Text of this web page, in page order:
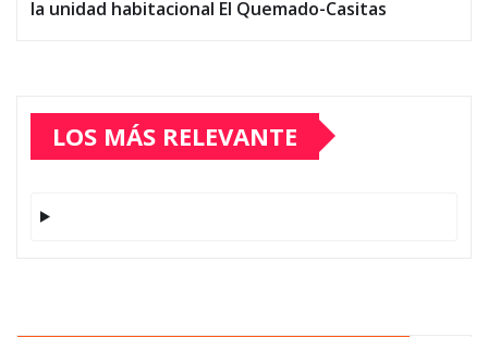
la unidad habitacional El Quemado-Casitas
LOS MÁS RELEVANTE